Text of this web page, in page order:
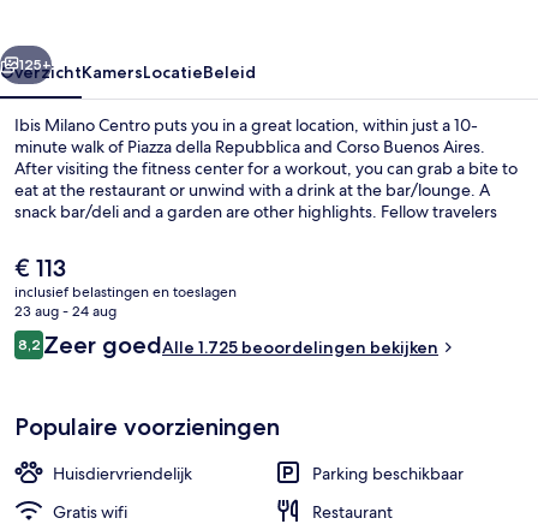
Volgende
125+
OverzichtKamersLocatieBeleid
Ibis Milano Centro puts you in a great location, within just a 10-
minute walk of Piazza della Repubblica and Corso Buenos Aires.
After visiting the fitness center for a workout, you can grab a bite to
eat at the restaurant or unwind with a drink at the bar/lounge. A
snack bar/deli and a garden are other highlights. Fellow travelers
Tram Stop is steps away and Viale Vittorio Veneto Tram Stop is 3
minutes.
De
huidige
prijs
is
€ 113
€ 113
inclusief belastingen en toeslagen
23 aug - 24 aug
Beoordelingen
8,28,2 op 10 –
Zeer goedAlle 1.725 beoordelingen bekijken
Populaire voorzieningen
Huisdiervriendelijk
Parking beschikbaar
Gratis wifi
Restaurant